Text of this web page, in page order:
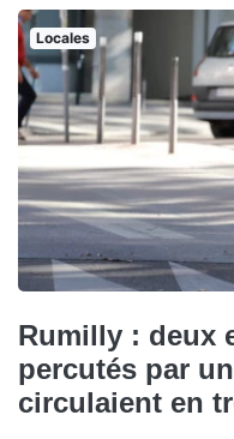
Locales
Rumilly : deux
percutés par
circulaient en